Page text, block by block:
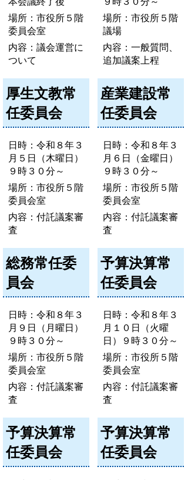
場所：市役所５階
委員会室
内容：議会運営に
ついて
場所：市役所５階
議場
内容：一般質問、
追加議案上程
厚生文教常
任委員会
日時：令和８年３
月５日（木曜日）
９時３０分～
場所：市役所５階
委員会室
内容：付託議案審
査
産業建設常
任委員会
日時：令和８年３
月６日（金曜日）
９時３０分～
場所：市役所５階
委員会室
内容：付託議案審
査
総務常任委
員会
日時：令和８年３
月９日（月曜日）
９時３０分～
場所：市役所５階
委員会室
内容：付託議案審
査
予算決算常
任委員会
日時：令和８年３
月１０日（火曜
日）９時３０分～
場所：市役所５階
委員会室
内容：付託議案審
査
予算決算常
任委員会
予算決算常
任委員会